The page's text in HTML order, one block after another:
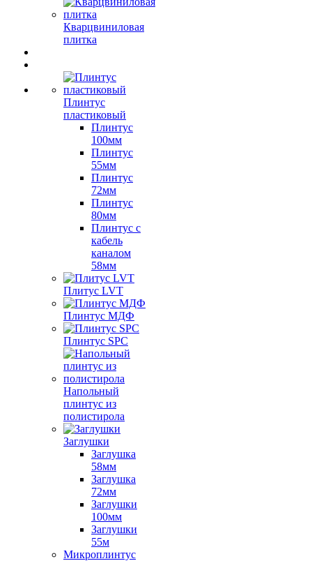
Кварцвиниловая
плитка
Плинтус
пластиковый
Плинтус
100мм
Плинтус
55мм
Плинтус
72мм
Плинтус
80мм
Плинтус с
кабель
каналом
58мм
Плитус LVT
Плинтус МДФ
Плинтус SPC
Напольный
плинтус из
полистирола
Заглушки
Заглушка
58мм
Заглушка
72мм
Заглушки
100мм
Заглушки
55м
Микроплинтус